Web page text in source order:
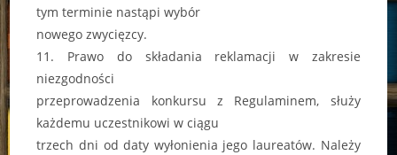
tym terminie nastąpi wybór
nowego zwycięzcy.
11. Prawo do składania reklamacji w zakresie
niezgodności
przeprowadzenia konkursu z Regulaminem, służy
każdemu uczestnikowi w ciągu
trzech dni od daty wyłonienia jego laureatów. Należy